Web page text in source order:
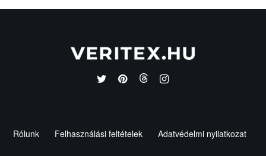
Rólunk Felhasználási feltételek Adatvédelmi nyilatkozat